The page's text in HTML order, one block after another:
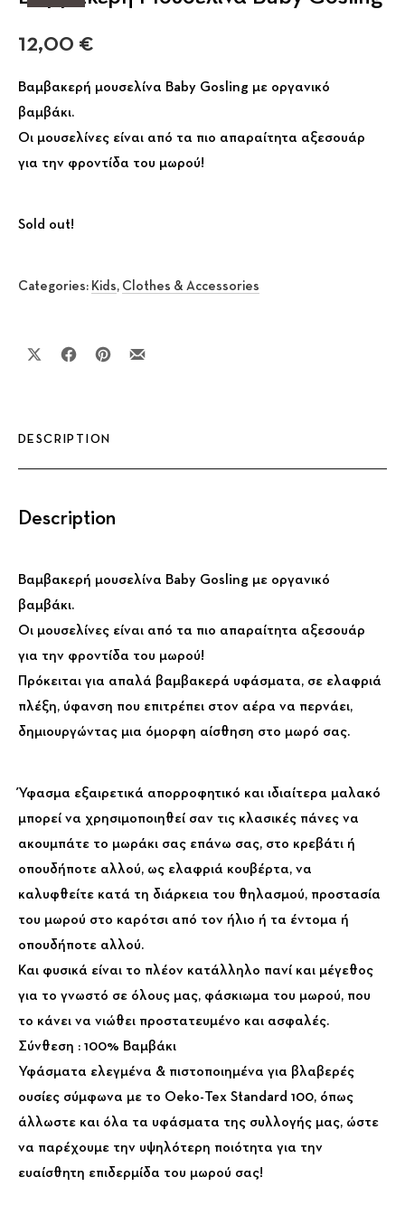
12,00 €
Βαμβακερή μουσελίνα Baby Gosling με οργανικό
βαμβάκι.
Οι μουσελίνες είναι από τα πιο απαραίτητα αξεσουάρ
για την φροντίδα του μωρού!
Sold out!
Categories: Kids, Clothes & Accessories
Share on XShare on Facebook
Share on Pinterest
DESCRIPTION
Description
Βαμβακερή μουσελίνα Baby Gosling με οργανικό
βαμβάκι.
Οι μουσελίνες είναι από τα πιο απαραίτητα αξεσουάρ
για την φροντίδα του μωρού!
Πρόκειται για απαλά βαμβακερά υφάσματα, σε ελαφριά
πλέξη, ύφανση που επιτρέπει στον αέρα να περνάει,
δημιουργώντας μια όμορφη αίσθηση στο μωρό σας.
Ύφασμα εξαιρετικά απορροφητικό και ιδιαίτερα μαλακό
μπορεί να χρησιμοποιηθεί σαν τις κλασικές πάνες να
ακουμπάτε το μωράκι σας επάνω σας, στο κρεβάτι ή
οπουδήποτε αλλού, ως ελαφριά κουβέρτα, να
καλυφθείτε κατά τη διάρκεια του θηλασμού, προστασία
του μωρού στο καρότσι από τον ήλιο ή τα έντομα ή
οπουδήποτε αλλού.
Και φυσικά είναι το πλέον κατάλληλο πανί και μέγεθος
για το γνωστό σε όλους μας, φάσκιωμα του μωρού, που
το κάνει να νιώθει προστατευμένο και ασφαλές.
Σύνθεση : 100% Βαμβάκι
Υφάσματα ελεγμένα & πιστοποιημένα για βλαβερές
ουσίες σύμφωνα με το Oeko-Tex Standard 100, όπως
άλλωστε και όλα τα υφάσματα της συλλογής μας, ώστε
να παρέχουμε την υψηλότερη ποιότητα για την
ευαίσθητη επιδερμίδα του μωρού σας!